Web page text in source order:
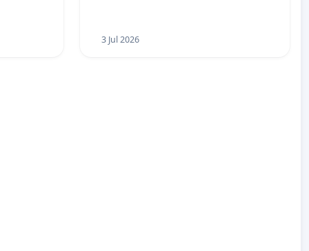
3 Jul 2026